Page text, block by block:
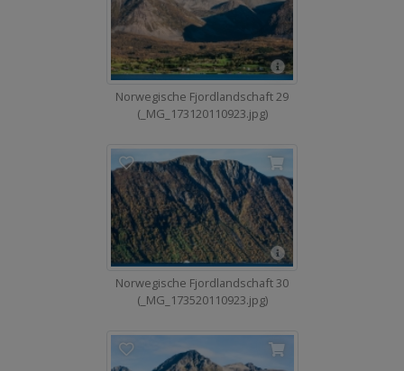
Norwegische Fjordlandschaft 29
(_MG_173120110923.jpg)
Norwegische Fjordlandschaft 30
(_MG_173520110923.jpg)